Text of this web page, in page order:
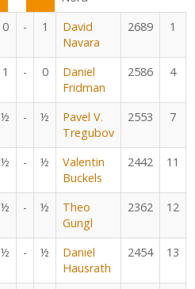
0 - 1
David
Navara
2689 1
1 - 0
Daniel
Fridman
2586 4
½ - ½
Pavel V.
Tregubov
2553 7
½ - ½
Valentin
Buckels
2442 11
½ - ½
Theo
Gungl
2362 12
½ - ½
Daniel
Hausrath
2454 13